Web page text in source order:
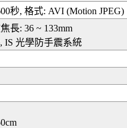
秒, 格式: AVI (Motion JPEG)
長: 36 ~ 133mm
IS 光學防手震系統